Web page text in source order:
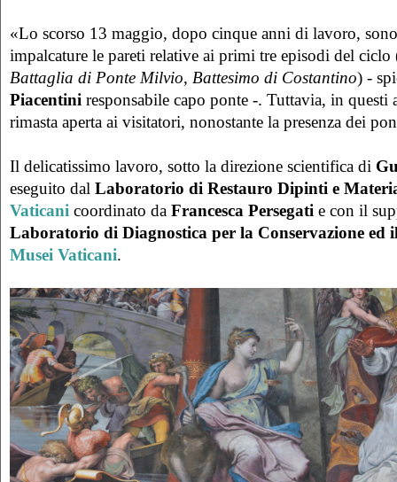
«Lo scorso 13 maggio, dopo cinque anni di lavoro,
impalcature le pareti relative ai primi tre episodi del ciclo
Battaglia di Ponte Milvio, Battesimo di Costantino) -
Piacentini responsabile capo ponte -. Tuttavia, in questi
rimasta aperta ai visitatori, nonostante la presenza dei
Il delicatissimo lavoro, sotto la direzione scientifica di
eseguito dal Laboratorio di Restauro Dipinti e
Vaticani coordinato da Francesca Persegati e con il
Laboratorio di Diagnostica per la Conservazione ed
Musei Vaticani.